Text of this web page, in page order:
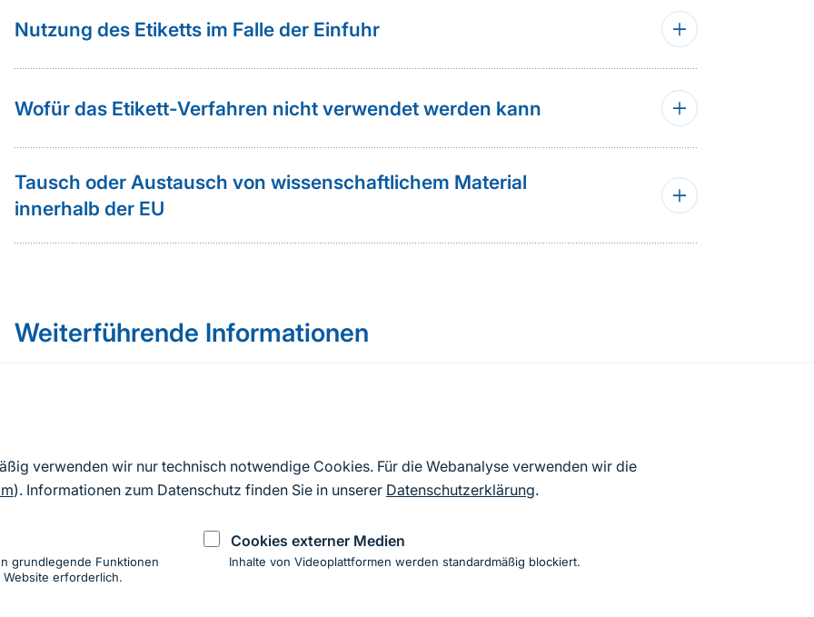
verwenden wir nur technisch notwendige Cookies. Für die Webanalyse verwenden wir die
). Informationen zum Datenschutz finden Sie in unserer Datenschutzerklärung.
grundlegende Funktionen
erforderlich.
Cookies externer Medien
Inhalte von Videoplattformen werden standardmäßig blockiert.
Nutzung des Etiketts im Falle der Einfuhr
Wofür das Etikett-Verfahren nicht verwendet werden kann
Tausch oder Austausch von wissenschaftlichem Material
innerhalb der EU
Weiterführende Informationen
Exemplare für Diagnostik und forensische Forschung (Seite 85-86 Anhang XI der
DVO 865/06)
International registrierte Einrichtungen